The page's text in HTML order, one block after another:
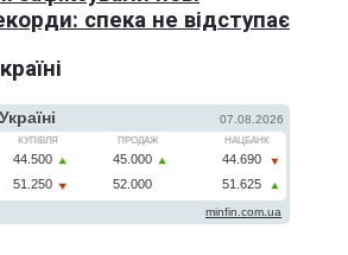
спека не відступає